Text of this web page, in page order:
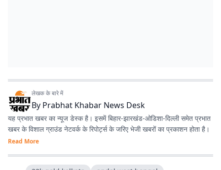
लेखक के बारे में
By Prabhat Khabar News Desk
यह प्रभात खबर का न्यूज डेस्क है। इसमें बिहार-झारखंड-ओडिशा-दिल्‍ली समेत प्रभात
खबर के विशाल ग्राउंड नेटवर्क के रिपोर्ट्स के जरिए भेजी खबरों का प्रकाशन होता है।
Read More